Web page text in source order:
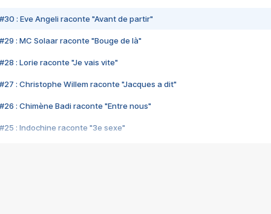
#30 : Eve Angeli raconte "Avant de partir"
#29 : MC Solaar raconte "Bouge de là"
#28 : Lorie raconte "Je vais vite"
#27 : Christophe Willem raconte "Jacques a dit"
#26 : Chimène Badi raconte "Entre nous"
#25 : Indochine raconte "3e sexe"